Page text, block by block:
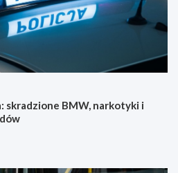
skradzione BMW, narkotyki i